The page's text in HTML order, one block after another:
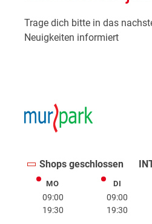
Shops geschlossen
MOMontag
09:00
19:30
DIDienstag
09:00
19:30